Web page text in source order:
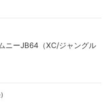
ニーJB64（XC/ジャングル